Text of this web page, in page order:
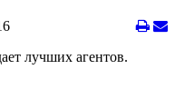
лучших агентов.